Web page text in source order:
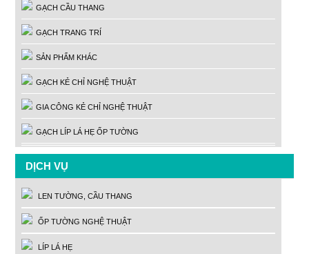
GẠCH CẦU THANG
GẠCH TRANG TRÍ
SẢN PHẨM KHÁC
GẠCH KẺ CHỈ NGHỆ THUẬT
GIA CÔNG KẺ CHỈ NGHỆ THUẬT
GẠCH LÍP LÁ HẸ ỐP TƯỜNG
DỊCH VỤ
LEN TƯỜNG, CẦU THANG
ỐP TƯỜNG NGHỆ THUẬT
LÍP LÁ HẸ